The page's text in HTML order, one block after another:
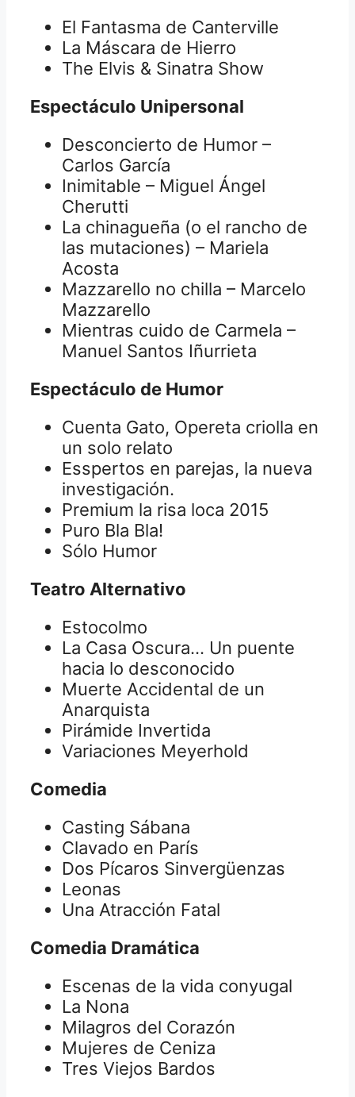
El Fantasma de Canterville
La Máscara de Hierro
The Elvis & Sinatra Show
Espectáculo Unipersonal
Desconcierto de Humor –
Carlos García
Inimitable – Miguel Ángel
Cherutti
La chinagueña (o el rancho de
las mutaciones) – Mariela
Acosta
Mazzarello no chilla – Marcelo
Mazzarello
Mientras cuido de Carmela –
Manuel Santos Iñurrieta
Espectáculo de Humor
Cuenta Gato, Opereta criolla en
un solo relato
Esspertos en parejas, la nueva
investigación.
Premium la risa loca 2015
Puro Bla Bla!
Sólo Humor
Teatro Alternativo
Estocolmo
La Casa Oscura… Un puente
hacia lo desconocido
Muerte Accidental de un
Anarquista
Pirámide Invertida
Variaciones Meyerhold
Comedia
Casting Sábana
Clavado en París
Dos Pícaros Sinvergüenzas
Leonas
Una Atracción Fatal
Comedia Dramática
Escenas de la vida conyugal
La Nona
Milagros del Corazón
Mujeres de Ceniza
Tres Viejos Bardos